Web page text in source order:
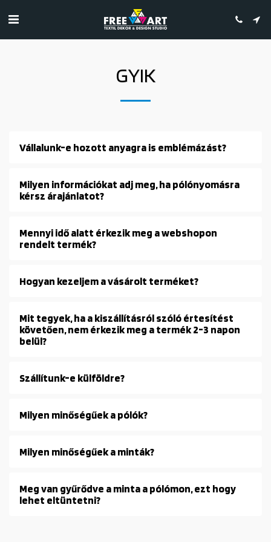
GYIK
Vállalunk-e hozott anyagra is emblémázást?
Milyen információkat adj meg, ha pólónyomásra
kérsz árajánlatot?
Mennyi idő alatt érkezik meg a webshopon
rendelt termék?
Hogyan kezeljem a vásárolt terméket?
Mit tegyek, ha a kiszállításról szóló értesítést
követően, nem érkezik meg a termék 2-3 napon
belül?
Szállítunk-e külföldre?
Milyen minőségűek a pólók?
Milyen minőségűek a minták?
Meg van gyűrődve a minta a pólómon, ezt hogy
lehet eltüntetni?